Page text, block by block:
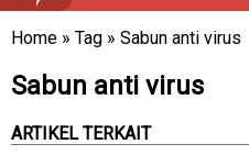
Home » Tag » Sabun anti virus
Sabun anti virus
ARTIKEL TERKAIT